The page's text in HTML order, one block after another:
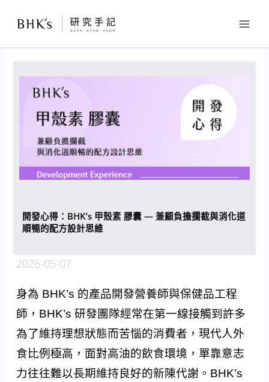
要
開發心得：BHK’s 甲殼素 膠囊 — 兼顧負擔攔截與消化道
順暢的配方設計思維
2026-05-07
身為 BHK’s 的產品開發營養師與保健品工程
師，BHK’s 研發團隊經常在第一線接觸到許多
為了維持理想狀態而苦惱的消費者，現代人外
食比例極高，面對高油的飲食環境，單靠意志
力往往難以長期維持良好的新陳代謝。BHK’s